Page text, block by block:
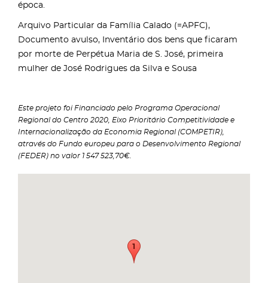
época.
Arquivo Particular da Família Calado (=APFC),
Documento avulso, Inventário dos bens que ficaram
por morte de Perpétua Maria de S. José, primeira
mulher de José Rodrigues da Silva e Sousa
Este projeto foi Financiado pelo Programa Operacional
Regional do Centro 2020, Eixo Prioritário Competitividade e
Internacionalização da Economia Regional (COMPETIR),
através do Fundo europeu para o Desenvolvimento Regional
(FEDER) no valor 1 547 523,70€.